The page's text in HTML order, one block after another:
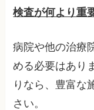
検査が何より重
病院や他の治療
める必要はあり
りなら、豊富な
さい。